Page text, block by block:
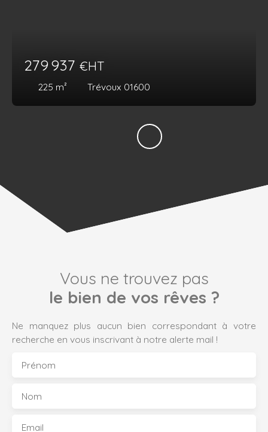
279 937 €HT
225 m² Trévoux 01600
Vous ne trouvez pas
le bien de vos rêves ?
Ne manquez plus aucun bien correspondant à votre
recherche en vous inscrivant à notre alerte mail !
Prénom
Nom
Email